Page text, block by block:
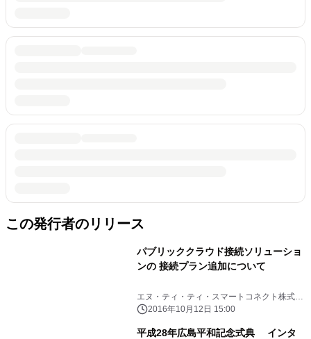
この発行者のリリース
パブリッククラウド接続ソリューショ
ンの 接続プラン追加について
エヌ・ティ・ティ・スマートコネクト株式会
社、西日本電信電話株式会社
2016年10月12日 15:00
平成28年広島平和記念式典 インタ